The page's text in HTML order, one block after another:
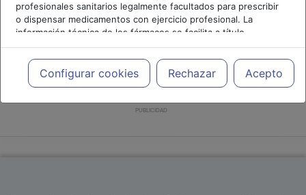
profesionales sanitarios legalmente facultados para prescribir
o dispensar medicamentos con ejercicio profesional. La
información técnica de los fármacos se facilita a título
meramente informativo, siendo responsabilidad de los
profesionales facultados prescribir medicamentos y decidir, en
cada caso concreto, el tratamiento más adecuado a las
necesidades del paciente.
Configurar cookies Rechazar Acepto
PUBLICIDAD